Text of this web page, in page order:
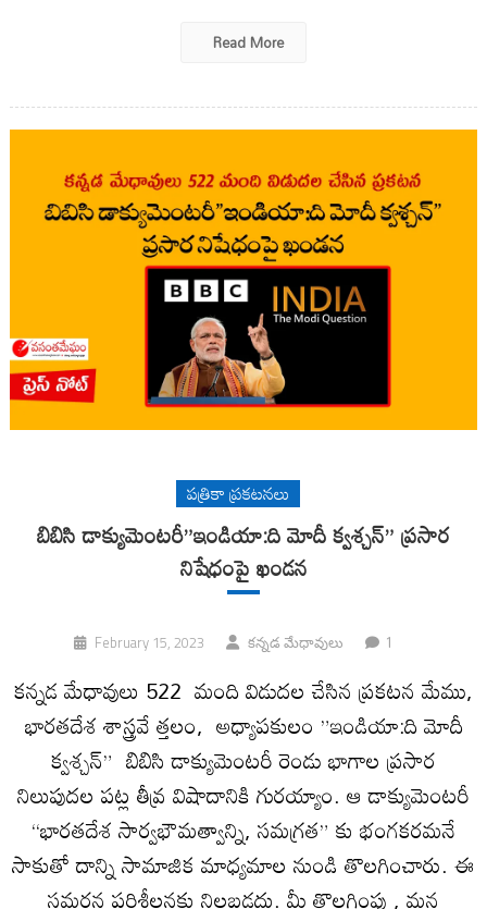
Read More
పత్రికా ప్రకటనలు
బిబిసి డాక్యుమెంటరీ”ఇండియా:ది మోదీ క్వశ్చన్” ప్రసార
నిషేధంపై ఖండన
February 15, 2023 కన్నడ మేధావులు 1
కన్నడ మేధావులు 522 మంది విడుదల చేసిన ప్రకటన మేము,
భారతదేశ శాస్త్రవే త్తలం, అధ్యాపకులం ”ఇండియా:ది మోదీ
క్వశ్చన్” బిబిసి డాక్యుమెంటరీ రెండు భాగాల ప్రసార
నిలుపుదల పట్ల తీవ్ర విషాదానికి గురయ్యాం. ఆ డాక్యుమెంటరీ
“భారతదేశ సార్వభౌమత్వాన్ని, సమగ్రత” కు భంగకరమనే
సాకుతో దాన్ని సామాజిక మాధ్యమాల నుండి తొలగించారు. ఈ
సమర్థన పరిశీలనకు నిలబడదు. మీ తొలగింపు , మన